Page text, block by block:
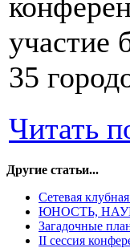
участие
35
Читать
Другие статьи...
Сетевая
ЮНОСТЬ,
Загадочные
II сессия